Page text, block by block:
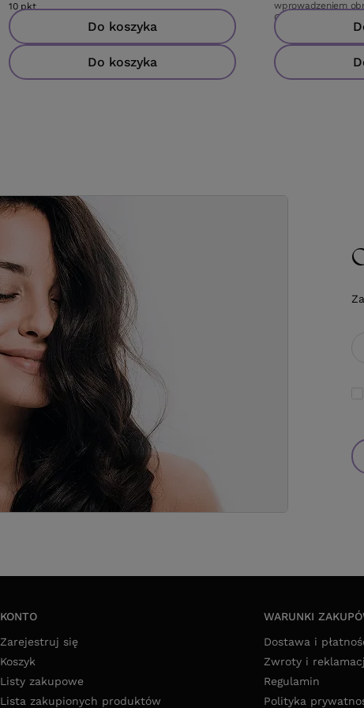
10 pktpunktów
Do koszyka
wprowadzeniem
Cena katalogowa:
Do koszyka
KONTO
Zarejestruj się
Koszyk
Listy zakupowe
Lista zakupionych produktów
WARUNKI
Dostawa i
Zwroty i
Regulamin
Polityka